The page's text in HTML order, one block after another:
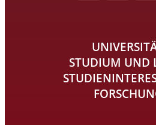
STUDIUM UND